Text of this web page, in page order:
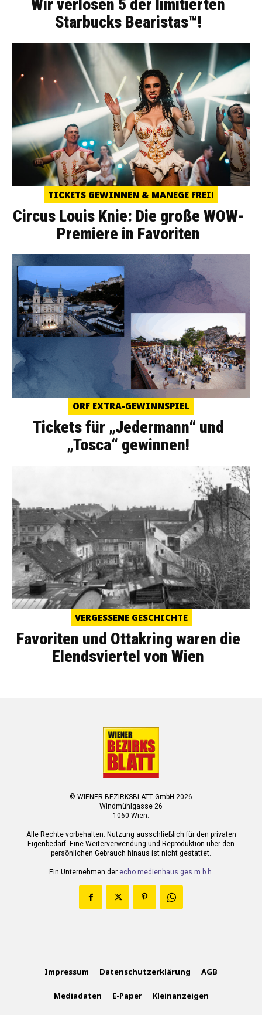
Wir verlosen 5 der limitierten
Starbucks Bearistas™!
TICKETS GEWINNEN & MANEGE FREI!
Circus Louis Knie: Die große WOW-
Premiere in Favoriten
ORF EXTRA-GEWINNSPIEL
Tickets für „Jedermann“ und
„Tosca“ gewinnen!
VERGESSENE GESCHICHTE
Favoriten und Ottakring waren die
Elendsviertel von Wien
© WIENER BEZIRKSBLATT GmbH 2026
Windmühlgasse 26
1060 Wien.
Alle Rechte vorbehalten. Nutzung ausschließlich für den privaten
Eigenbedarf. Eine Weiterverwendung und Reproduktion über den
persönlichen Gebrauch hinaus ist nicht gestattet.
Ein Unternehmen der echo medienhaus ges.m.b.h.
Impressum Datenschutzerklärung AGB
Mediadaten E-Paper Kleinanzeigen